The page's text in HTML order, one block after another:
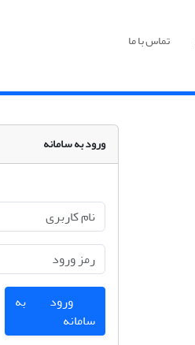
تماس با ما
ورود به سامانه
ورود به
سامانه